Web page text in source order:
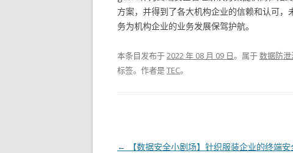
方案，并得到了各大机构企业的信赖和认可
务为机构企业的业务发展保驾护航。
本条目发布于2022 年 08 月 09 日。属于数据防泄
标签。 作者是TEC。
文章导航
←
【数据安全小剧场】针织服装企业的终端